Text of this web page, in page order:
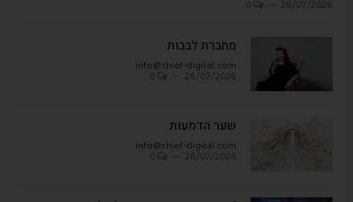
מחברת לבבות
info@chief-digital.com
שער הדמעות
info@chief-digital.com